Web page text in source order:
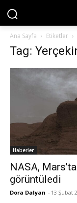
Ana Sayfa Etiketler
Tag:
Haberler
NASA,
görüntüledi
Dora Dalyan - 13 Şubat